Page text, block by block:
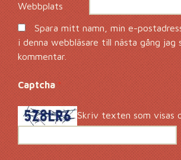
Webbplats
Spara mitt namn, min e-
i denna webbläsare till nästa gång jag
kommentar.
Captcha*
Skriv texten som visas